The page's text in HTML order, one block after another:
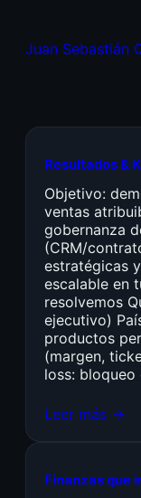
Juan Sebastián
Resultados &
Objetivo:
ventas
gobernanza
(CRM/
estratégicas
escalable en
resolvemos
ejecutivo)
productos
(margen,
loss:
Leer más →
Finanzas que